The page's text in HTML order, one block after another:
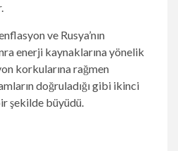
ve Rusya’nın
enerji kaynaklarına yönelik
korkularına rağmen
doğruladığı gibi ikinci
şekilde büyüdü.